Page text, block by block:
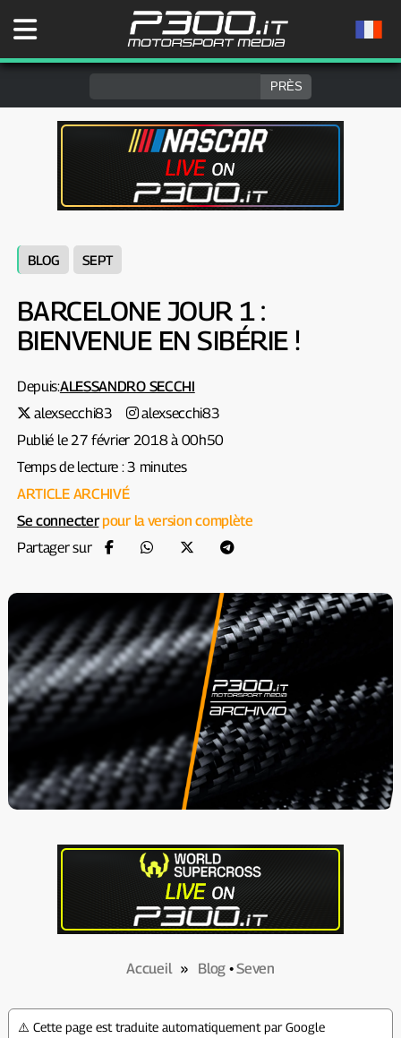
BLOG SEPT
BARCELONE JOUR 1 :
BIENVENUE EN SIBÉRIE !
Depuis:ALESSANDRO SECCHI
alexsecchi83
alexsecchi83
Publié le 27 février 2018 à 00h50
Temps de lecture : 3 minutes
ARTICLE ARCHIVÉ
Se connecterpour la version complète
Partager sur
Accueil» Blog •Seven
⚠️ Cette page est traduite automatiquement par Google